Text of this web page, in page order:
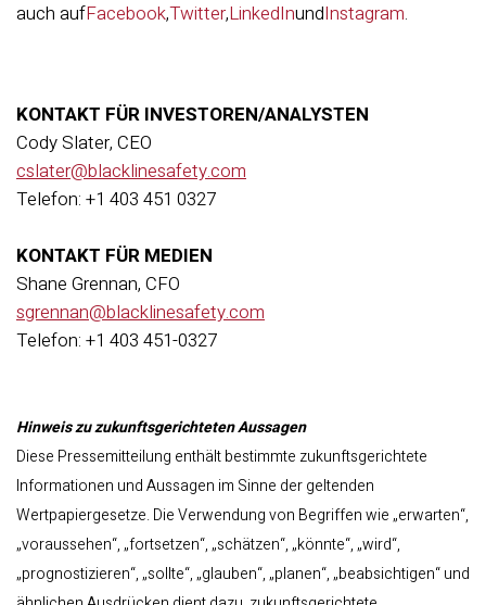
auch aufFacebook,Twitter,LinkedInundInstagram.
KONTAKT FÜR INVESTOREN/ANALYSTEN
Cody Slater, CEO
cslater@blacklinesafety.com
Telefon: +1 403 451 0327
KONTAKT FÜR MEDIEN
Shane Grennan, CFO
sgrennan@blacklinesafety.com
Telefon: +1 403 451-0327
Hinweis zu zukunftsgerichteten Aussagen
Diese Pressemitteilung enthält bestimmte zukunftsgerichtete
Informationen und Aussagen im Sinne der geltenden
Wertpapiergesetze. Die Verwendung von Begriffen wie „erwarten“,
„voraussehen“, „fortsetzen“, „schätzen“, „könnte“, „wird“,
„prognostizieren“, „sollte“, „glauben“, „planen“, „beabsichtigen“ und